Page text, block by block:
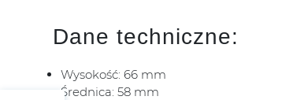
Dane techniczne:
Wysokość: 66 mm
Średnica: 58 mm